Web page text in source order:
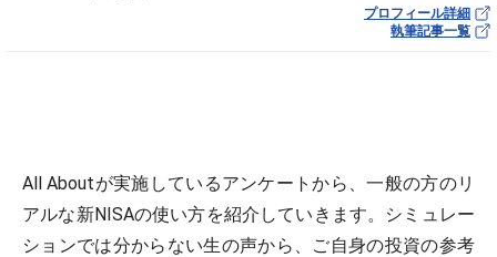
プロフィール詳細
執筆記事一覧
All Aboutが実施しているアンケートから、一般の方のリ
アルな新NISAの使い方を紹介していきます。シミュレー
ションでは分からない生の声から、ご自身の投資の参考